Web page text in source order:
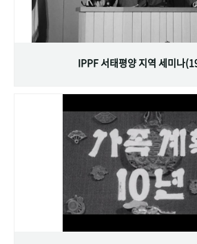
IPPF 서태평양 지역 세미나